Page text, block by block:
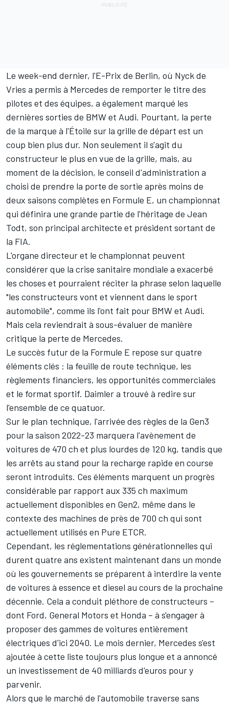
Le week-end dernier, l'E-Prix de Berlin, où Nyck de
Vries a permis à Mercedes de remporter le titre des
pilotes et des équipes, a également marqué les
dernières sorties de BMW et Audi. Pourtant, la perte
de la marque à l'Étoile sur la grille de départ est un
coup bien plus dur. Non seulement il s'agit du
constructeur le plus en vue de la grille, mais, au
moment de la décision, le conseil d'administration a
choisi de prendre la porte de sortie après moins de
deux saisons complètes en Formule E, un championnat
qui définira une grande partie de l'héritage de Jean
Todt, son principal architecte et président sortant de
la FIA.
L'organe directeur et le championnat peuvent
considérer que la crise sanitaire mondiale a exacerbé
les choses et pourraient réciter la phrase selon laquelle
"les constructeurs vont et viennent dans le sport
automobile", comme ils l'ont fait pour BMW et Audi.
Mais cela reviendrait à sous-évaluer de manière
critique la perte de Mercedes.
Le succès futur de la Formule E repose sur quatre
éléments clés : la feuille de route technique, les
règlements financiers, les opportunités commerciales
et le format sportif. Daimler a trouvé à redire sur
l'ensemble de ce quatuor.
Sur le plan technique, l'arrivée des règles de la Gen3
pour la saison 2022-23 marquera l'avènement de
voitures de 470 ch et plus lourdes de 120 kg, tandis que
les arrêts au stand pour la recharge rapide en course
seront introduits. Ces éléments marquent un progrès
considérable par rapport aux 335 ch maximum
actuellement disponibles en Gen2, même dans le
contexte des machines de près de 700 ch qui sont
actuellement utilisés en Pure ETCR.
Cependant, les réglementations générationnelles qui
durent quatre ans existent maintenant dans un monde
où les gouvernements se préparent à interdire la vente
de voitures à essence et diesel au cours de la prochaine
décennie. Cela a conduit pléthore de constructeurs –
dont Ford, General Motors et Honda – à s'engager à
proposer des gammes de voitures entièrement
électriques d'ici 2040. Le mois dernier, Mercedes s'est
ajoutée à cette liste toujours plus longue et a annoncé
un investissement de 40 milliards d'euros pour y
parvenir.
Alors que le marché de l'automobile traverse sans